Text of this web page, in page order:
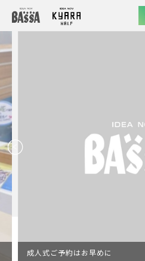
成人式ご予約はお早めに